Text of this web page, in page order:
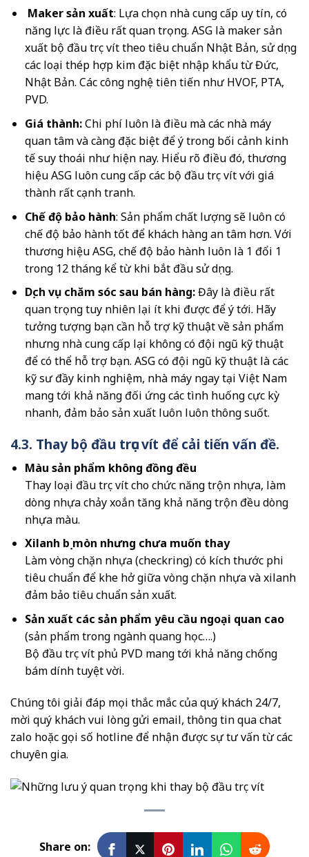
Maker sản xuất: Lựa chọn nhà cung cấp uy tín, có
năng lực là điều rất quan trọng. ASG là maker sản
xuất bộ đầu trục vít theo tiêu chuẩn Nhật Bản, sử dụng
các loại thép hợp kim đặc biệt nhập khẩu từ Đức,
Nhật Bản. Các công nghệ tiên tiến như HVOF, PTA,
PVD.
Giá thành:Chi phí luôn là điều mà các nhà máy
quan tâm và càng đặc biệt để ý trong bối cảnh kinh
tế suy thoái như hiện nay. Hiểu rõ điều đó, thương
hiệu ASG luôn cung cấp các bộ đầu trục vít với giá
thành rất cạnh tranh.
Chế độ bảo hành: Sản phẩm chất lượng sẽ luôn có
chế độ bảo hành tốt để khách hàng an tâm hơn. Với
thương hiệu ASG, chế độ bảo hành luôn là 1 đổi 1
trong 12 tháng kể từ khi bắt đầu sử dụng.
Dịch vụ chăm sóc sau bán hàng:Đây là điều rất
quan trọng tuy nhiên lại ít khi được để ý tới. Hãy
tưởng tượng bạn cần hỗ trợ kỹ thuật về sản phẩm
nhưng nhà cung cấp lại không có đội ngũ kỹ thuật
để có thể hỗ trợ bạn. ASG có đội ngũ kỹ thuật là các
kỹ sư đầy kinh nghiệm, nhà máy ngay tại Việt Nam
mang tới khả năng đối ứng các tình huống cực kỳ
nhanh, đảm bảo sản xuất luôn luôn thông suốt.
4.3. Thay bộ đầu trục vít để cải tiến vấn đề.
Màu sản phẩm không đồng đều
Thay loại đầu trục vít cho chức năng trộn nhựa, làm
dòng nhựa chảy xoắn tăng khả năng trộn đều dòng
nhựa màu.
Xilanh bị mòn nhưng chưa muốn thay
Làm vòng chặn nhựa (checkring) có kích thước phi
tiêu chuẩn để khe hở giữa vòng chặn nhựa và xilanh
đảm bảo tiêu chuẩn sản xuất.
Sản xuất các sản phẩm yêu cầu ngoại quan cao
(sản phẩm trong ngành quang học….)
Bộ đầu trục vít phủ PVD mang tới khả năng chống
bám dính tuyệt vời.
Chúng tôi giải đáp mọi thắc mắc của quý khách 24/7,
mời quý khách vui lòng gửi email, thông tin qua chat
zalo hoặc gọi số hotline để nhận được sự tư vấn từ các
chuyên gia.
Share on: